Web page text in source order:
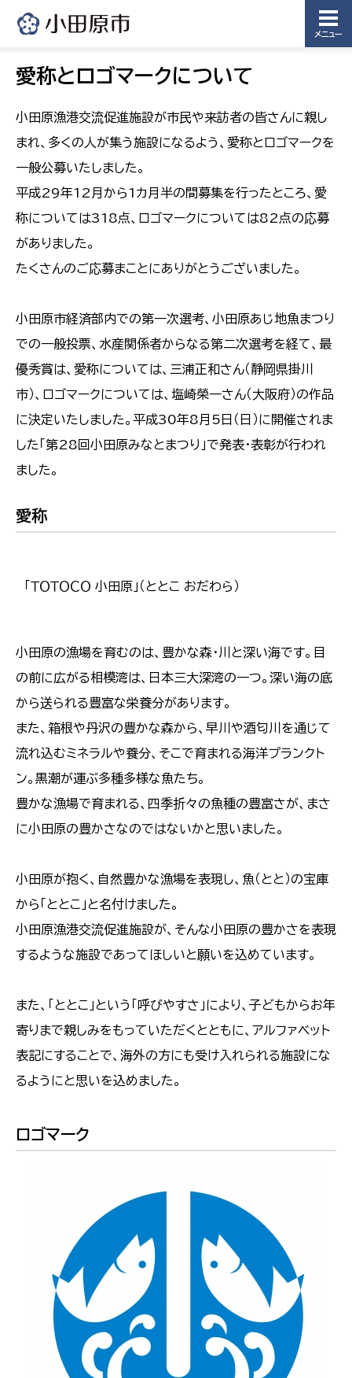
メニュー
愛称とロゴマークについて
小田原漁港交流促進施設が市民や来訪者の皆さんに親し
まれ、多くの人が集う施設になるよう、愛称とロゴマークを
一般公募いたしました。
平成29年12月から1カ月半の間募集を行ったところ、愛
称については318点、ロゴマークについては82点の応募
がありました。
たくさんのご応募まことにありがとうございました。
小田原市経済部内での第一次選考、小田原あじ地魚まつり
での一般投票、水産関係者からなる第二次選考を経て、最
優秀賞は、愛称については、三浦正和さん（静岡県掛川
市）、ロゴマークについては、塩崎榮一さん（大阪府）の作品
に決定いたしました。平成30年8月5日（日）に開催されま
した「第28回小田原みなとまつり」で発表・表彰が行われ
ました。
愛称
「ＴＯＴＯＣＯ 小田原」（ととこ おだわら）
小田原の漁場を育むのは、豊かな森・川と深い海です。目
の前に広がる相模湾は、日本三大深湾の一つ。深い海の底
から送られる豊富な栄養分があります。
また、箱根や丹沢の豊かな森から、早川や酒匂川を通じて
流れ込むミネラルや養分、そこで育まれる海洋プランクト
ン。黒潮が運ぶ多種多様な魚たち。
豊かな漁場で育まれる、四季折々の魚種の豊富さが、まさ
に小田原の豊かさなのではないかと思いました。
小田原が抱く、自然豊かな漁場を表現し、魚（とと）の宝庫
から「ととこ」と名付けました。
小田原漁港交流促進施設が、そんな小田原の豊かさを表現
するような施設であってほしいと願いを込めています。
また、「ととこ」という「呼びやすさ」により、子どもからお年
寄りまで親しみをもっていただくとともに、アルファベット
表記にすることで、海外の方にも受け入れられる施設にな
るようにと思いを込めました。
ロゴマーク